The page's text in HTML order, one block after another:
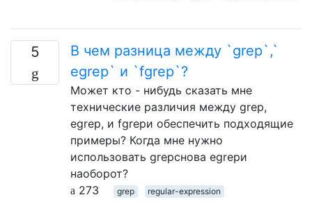
5
В чем разница между `grep`,`
egrep` и `fgrep`?
Может кто - нибудь сказать мне
технические различия между grep,
egrep, и fgrepи обеспечить подходящие
примеры? Когда мне нужно
использовать grepснова egrepи
наоборот?
273
grep regular-expression